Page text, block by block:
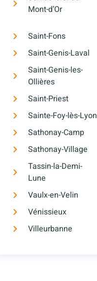
Mont-d’Or
Saint-Fons
Saint-Genis-Laval
Saint-Genis-les-
Ollières
Saint-Priest
Sainte-Foy-lès-Lyon
Sathonay-Camp
Sathonay-Village
Tassin-la-Demi-
Lune
Vaulx-en-Velin
Vénissieux
Villeurbanne